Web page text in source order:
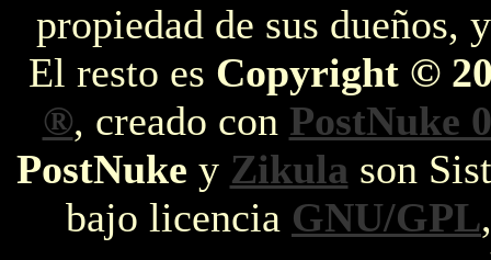
propiedad de sus dueños,
El resto es Copyright ©
®, creado con PostNuke
PostNuke y Zikula son
bajo licencia GNU/GPL